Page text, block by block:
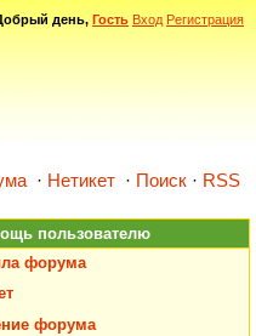
день, Гость Вход Регистрация
· Нетикет · Поиск · RSS
пользователю
форума
форума